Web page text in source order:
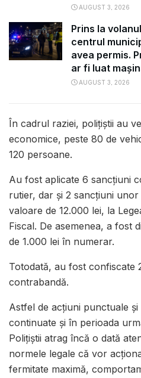
AUGUST 3, 2026
Prins la
centrul
avea permis.
ar fi luat
AUGUST 3, 2026
În cadrul raziei, polițiștii au
economice, peste 80 de
120 persoane.
Au fost aplicate 6 sancțiuni
rutier, dar și 2 sancțiuni
valoare de 12.000 lei, la
Fiscal. De asemenea, a fost
de 1.000 lei în numerar.
Totodată, au fost confiscate
contrabandă.
Astfel de acțiuni punctuale
continuate și în perioada
Poliţiştii atrag încă o dată
normele legale că vor
fermitate maximă,